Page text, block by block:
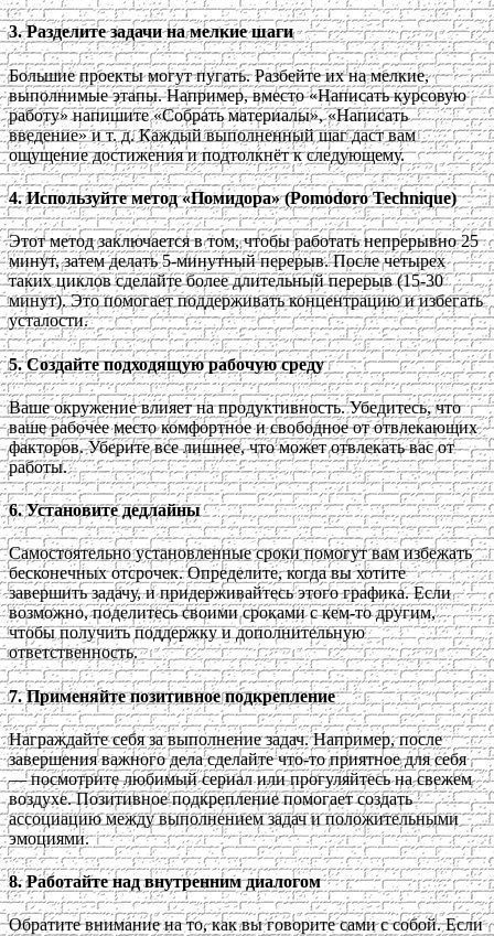
3.Разделите задачи на мелкие шаги
Большие проекты могут пугать. Разбейте их на мелкие,
выполнимые этапы. Например, вместо «Написать курсовую
работу» напишите «Собрать материалы», «Написать
введение» и т. д. Каждый выполненный шаг даст вам
ощущение достижения и подтолкнёт к следующему.
4.Используйте метод «Помидора» (Pomodoro Technique)
Этот метод заключается в том, чтобы работать непрерывно 25
минут, затем делать 5-минутный перерыв. После четырех
таких циклов сделайте более длительный перерыв (15-30
минут). Это помогает поддерживать концентрацию и избегать
усталости.
5.Создайте подходящую рабочую среду
Ваше окружение влияет на продуктивность. Убедитесь, что
ваше рабочее место комфортное и свободное от отвлекающих
факторов. Уберите все лишнее, что может отвлекать вас от
работы.
6.Установите дедлайны
Самостоятельно установленные сроки помогут вам избежать
бесконечных отсрочек. Определите, когда вы хотите
завершить задачу, и придерживайтесь этого графика. Если
возможно, поделитесь своими сроками с кем-то другим,
чтобы получить поддержку и дополнительную
ответственность.
7.Применяйте позитивное подкрепление
Награждайте себя за выполнение задач. Например, после
завершения важного дела сделайте что-то приятное для себя
— посмотрите любимый сериал или прогуляйтесь на свежем
воздухе. Позитивное подкрепление помогает создать
ассоциацию между выполнением задач и положительными
эмоциями.
8.Работайте над внутренним диалогом
Обратите внимание на то, как вы говорите сами с собой. Если